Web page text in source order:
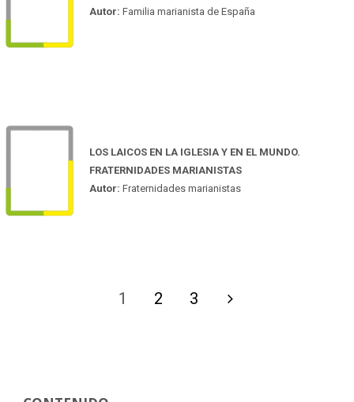
Autor: Familia marianista de España
LOS LAICOS EN LA IGLESIA Y EN EL MUNDO.
FRATERNIDADES MARIANISTAS
Autor: Fraternidades marianistas
1 2 3